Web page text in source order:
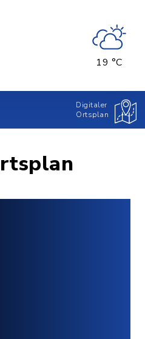
19 °C
Digitaler
Ortsplan